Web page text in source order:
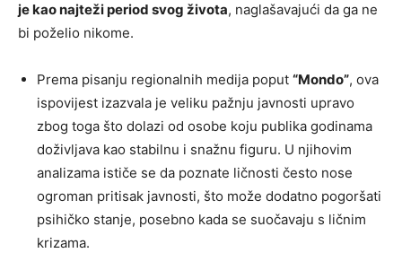
je kao najteži period svog života, naglašavajući da ga ne
bi poželio nikome.
Prema pisanju regionalnih medija poput “Mondo”, ova
ispovijest izazvala je veliku pažnju javnosti upravo
zbog toga što dolazi od osobe koju publika godinama
doživljava kao stabilnu i snažnu figuru. U njihovim
analizama ističe se da poznate ličnosti često nose
ogroman pritisak javnosti, što može dodatno pogoršati
psihičko stanje, posebno kada se suočavaju s ličnim
krizama.